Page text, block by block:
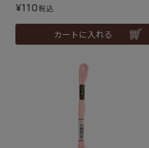
¥110税込
カートに入れる